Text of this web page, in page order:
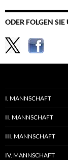
ODER FOLGEN SIE
I. MANNSCHAFT
II. MANNSCHAFT
III. MANNSCHAFT
IV. MANNSCHAFT